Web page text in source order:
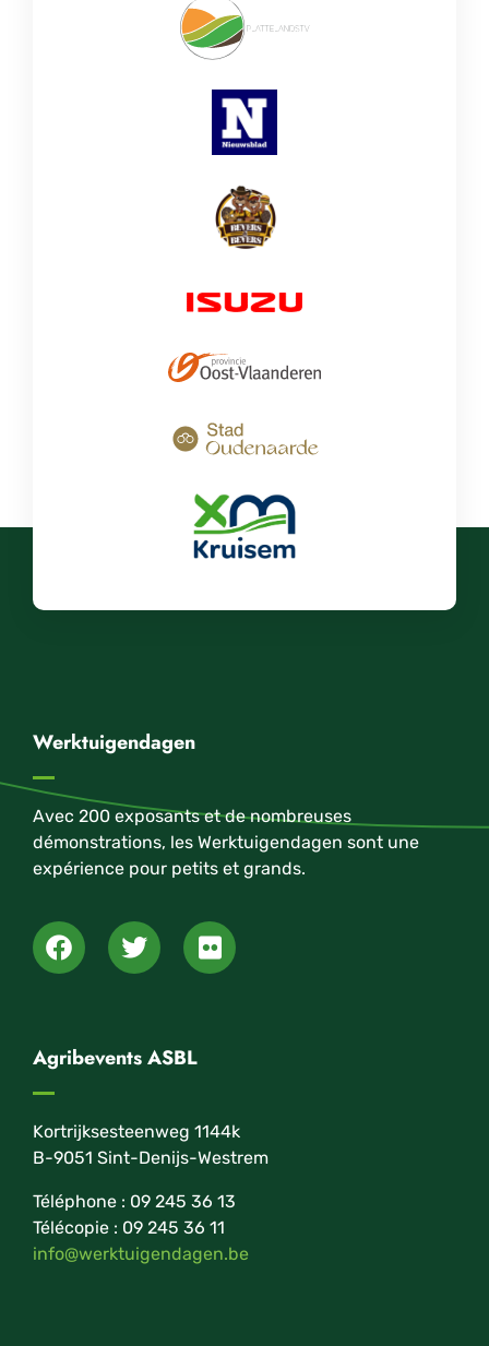
Werktuigendagen
Avec 200 exposants et de nombreuses
démonstrations, les Werktuigendagen sont une
expérience pour petits et grands.
Agribevents ASBL
Kortrijksesteenweg 1144k
B-9051 Sint-Denijs-Westrem
Téléphone : 09 245 36 13
Télécopie : 09 245 36 11
info@werktuigendagen.be